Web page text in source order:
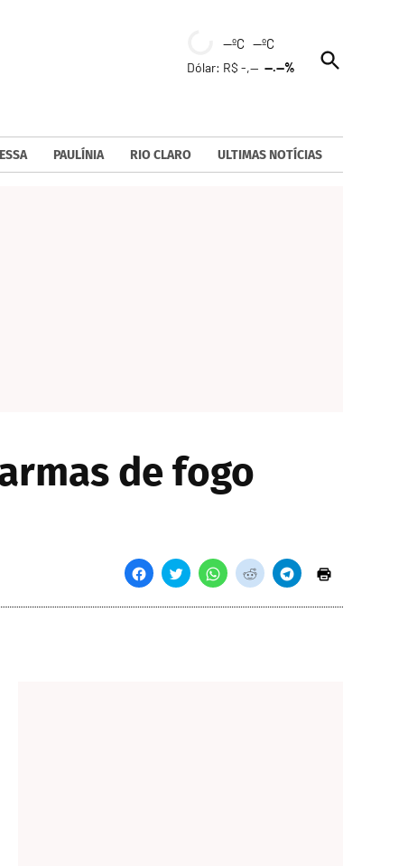
--ºC --ºC
Dólar: R$ -,----.--%
Open
Search
PAULÍNIA RIO CLARO ULTIMAS NOTÍCIAS
de fogo